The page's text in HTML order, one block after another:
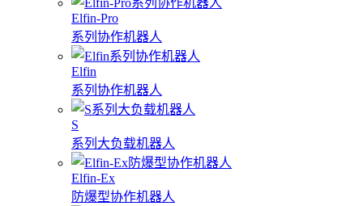
Elfin-Pro
系列协作机器人
Elfin
系列协作机器人
S
系列大负载机器人
Elfin-Ex
防爆型协作机器人